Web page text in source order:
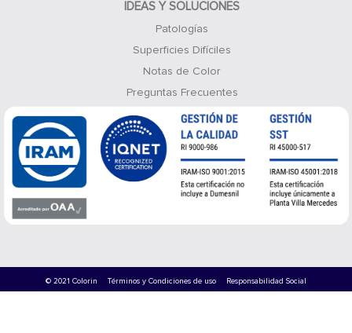
IDEAS Y SOLUCIONES
Patologías
Superficies Difíciles
Notas de Color
Preguntas Frecuentes
© 2021 Colorin Términos y Condiciones de uso Responsabilidad Social